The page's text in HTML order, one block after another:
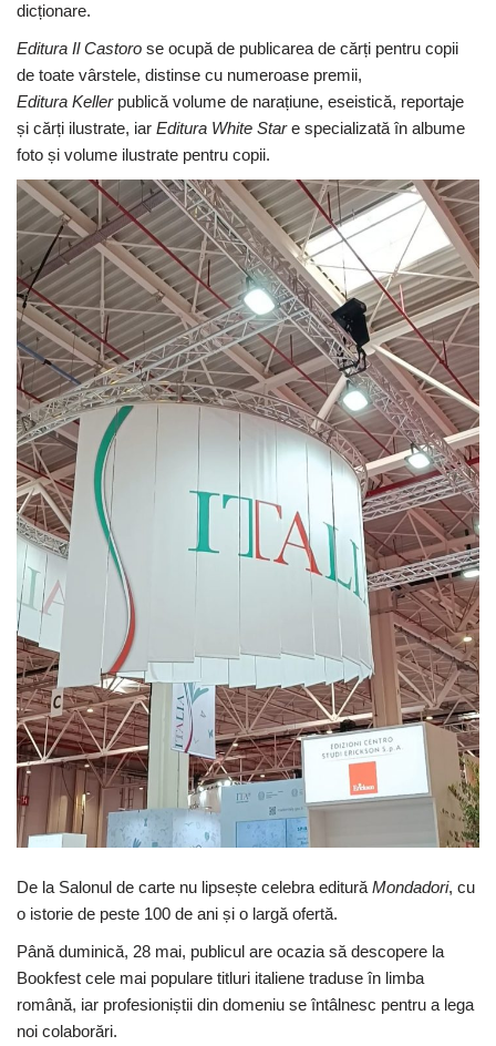
dicționare.
Editura Il Castoro se ocupă de publicarea de cărți pentru copii
de toate vârstele, distinse cu numeroase premii,
Editura Kellerpublică volume de narațiune, eseistică, reportaje
și cărți ilustrate, iar Editura White Stare specializată în albume
foto și volume ilustrate pentru copii.
De la Salonul de carte nu lipsește celebra editură Mondadori, cu
o istorie de peste 100 de ani și o largă ofertă.
Până duminică, 28 mai, publicul are ocazia să descopere la
Bookfest cele mai populare titluri italiene traduse în limba
română, iar profesioniștii din domeniu se întâlnesc pentru a lega
noi colaborări.